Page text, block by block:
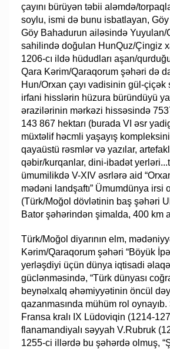
çayını bürüyən təbii aləmdə/
soylu, ismi də bunu isbatlayan,
Göy Bahadurun ailəsində Yuyulan/
sahilində doğulan HunQuz/Çingiz
1206-cı ildə hüdudları aşan/
Qara Kərim/Qaraqorum şəhəri də
Hun/Orxan çayı vadisinin gül-çiçək
irfani hisslərin hüzura büründüyü
ərazilərinin mərkəzi hissəsində
143 867 hektarı (burada VI əsr
müxtəlif həcmli yaşayış
qayaüstü rəsmlər və yazılar,
qəbir/kurqanlar, dini-ibadət
ümumilikdə V-XIV əsrlərə aid
mədəni landşaftı” Ümumdünya irsi
(Türk/Moğol dövlətinin baş şəhəri
Bator şəhərindən şimalda, 400 km
Türk/Moğol diyarının elm,
Kərim/Qaraqorum şəhəri “Böyük
yerləşdiyi üçün dünya iqtisadi
güclənməsində, “Türk dünyası
beynəlxalq əhəmiyyətinin öncül
qazanmasında mühüm rol
Fransa kralı IX Lüdoviqin (1214-
flanamandiyalı səyyah V.Rubruk
1255-ci illərdə bu şəhərdə olmuş,